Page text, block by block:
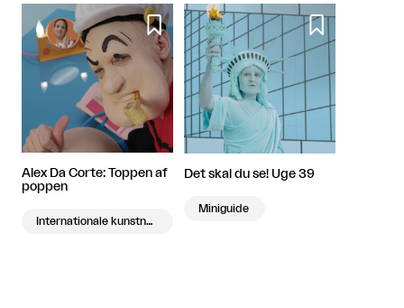

Alex Da Corte: Toppen af
poppen
Internationale kunstnere på besøg

Det skal du se! Uge 39
Miniguide